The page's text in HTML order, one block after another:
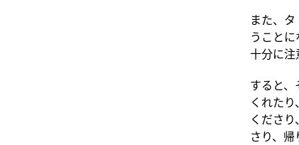
また、
うこと
十分に注
すると
くれた
くださ
さり、帰